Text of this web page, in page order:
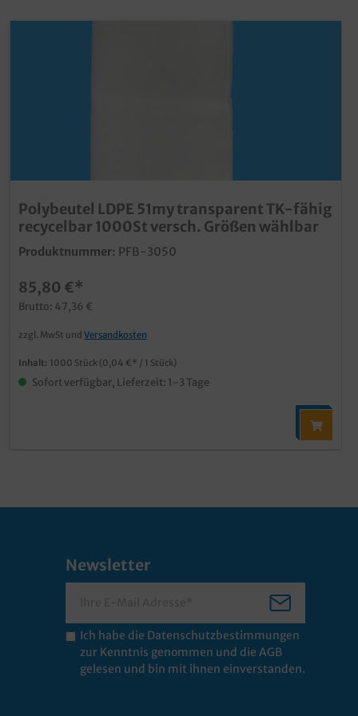
Polybeutel LDPE 51my transparent TK-fähig
recycelbar 1000St versch. Größen wählbar
Produktnummer: PFB-3050
85,80 €*
Brutto: 47,36 €
zzgl. MwSt und Versandkosten
Inhalt: 1000 Stück (0,04 €* / 1 Stück)
Sofort verfügbar, Lieferzeit: 1-3 Tage
Newsletter
Ich habe die Datenschutzbestimmungen
zur Kenntnis genommen und die AGB
gelesen und bin mit ihnen einverstanden.